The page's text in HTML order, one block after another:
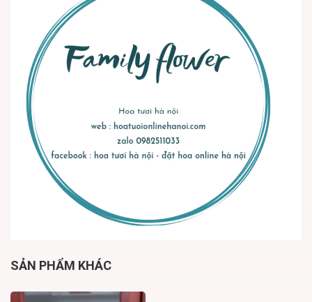
SẢN PHẨM KHÁC